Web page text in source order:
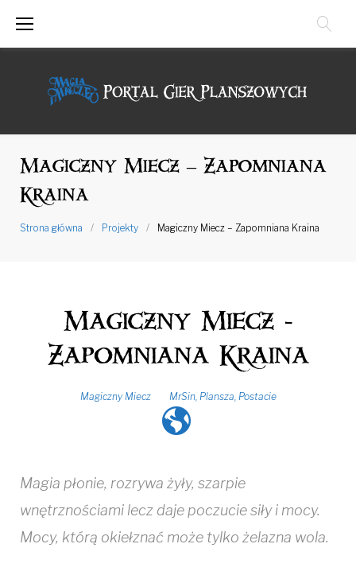
Magiczny Miecz – Zapomniana
Kraina
Strona główna / Projekty / Magiczny Miecz – Zapomniana Kraina
Magiczny Miecz -
Zapomniana Kraina
Magiczny Miecz MrSin, Plansza, Postacie
Magia płonie, rozrywa żyły, szarpie
wnętrznościami lecz daje poczucie siły i mocy.
Mocy, którą okiełznać może tylko żelazna wola.